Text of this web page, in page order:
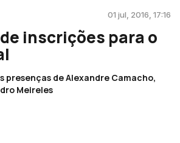
01 jul, 2016, 17:16
inscrições para o
presenças de Alexandre Camacho,
Meireles